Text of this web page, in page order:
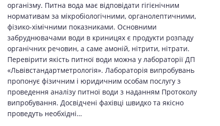
організму. Питна вода має відповідати гігієнічним
нормативам за мікробіологічними, органолептичними,
фізико-хімічними показниками. Основними
забруднювачами води в криницях є продукти розпаду
органічних речовин, а саме амоній, нітрити, нітрати.
Перевірити якість питної води можна у лабораторії ДП
«Львівстандартметрологія». Лабораторія випробувань
пропонує фізичним і юридичним особам послугу з
проведення аналізу питної води з наданням Протоколу
випробування. Досвідчені фахівці швидко та якісно
проведуть необхідні…